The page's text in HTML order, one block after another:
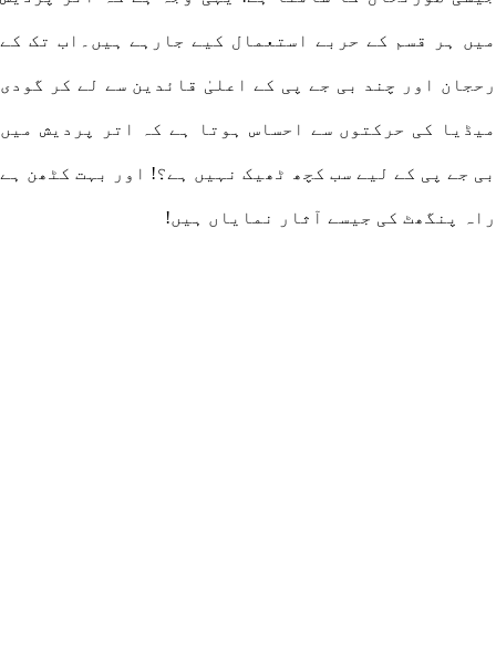
میں ہر قسم کے حربے استعمال کیے جارہے ہیں۔اب تک کے
رحجان اور چند بی جے پی کے اعلیٰ قائدین سے لے کر گودی
میڈیا کی حرکتوں سے احساس ہوتا ہے کہ اتر پردیش میں
بی جے پی کے لیے سب کچھ ٹھیک نہیں ہے؟! اور بہت کٹھن ہے
راہ پنگھٹ کی جیسے آثار نمایاں ہیں!